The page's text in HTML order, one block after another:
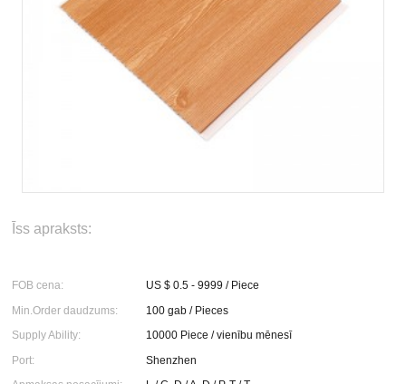
Īss apraksts:
FOB cena:
US $ 0.5 - 9999 / Piece
Min.Order daudzums:
100 gab / Pieces
Supply Ability:
10000 Piece / vienību mēnesī
Port:
Shenzhen